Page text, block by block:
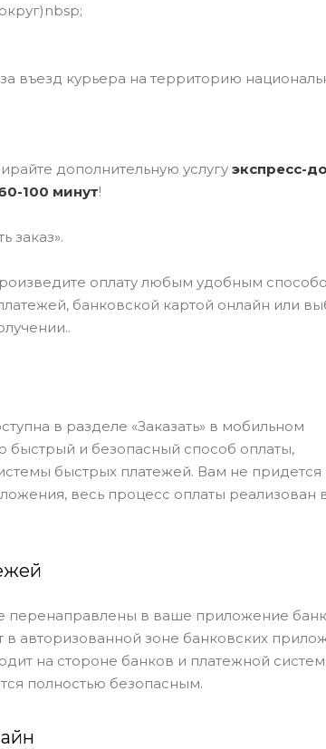
за въезд курьера на территорию
дополнительную услугу экспресс-
100 минут!
заказ».
оплату любым удобным
банковской картой онлайн или
в разделе «Заказать» в мобильном
быстрый и безопасный способ оплаты,
быстрых платежей. Вам не придется
весь процесс оплаты реализован
перенаправлены в ваше приложение
в авторизованной зоне банковских
на стороне банков и платежной
полностью безопасным.